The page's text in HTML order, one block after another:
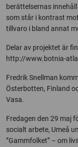
berättelsernas
som står i kontrast
tillvaro i bland annat
Delar av projektet är
http://www.botnia-
Fredrik Snellman
Österbotten, Finland
Vasa.
Fredagen den 29 maj
socialt arbete, Umeå
”Gammfolket” – om